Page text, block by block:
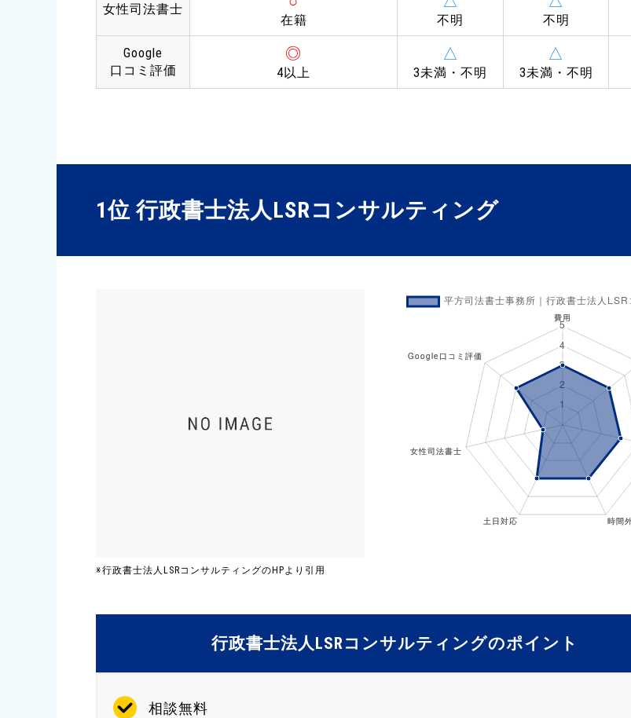
女性司法書士
在籍 不明 不明
Google
口コミ評価
◎
4以上
△
3未満・不明
△
3未満・不明
1位 行政書士法人LSRコンサルティング
※行政書士法人LSRコンサルティングのHPより引用
行政書士法人LSRコンサルティングのポイント
相談無料